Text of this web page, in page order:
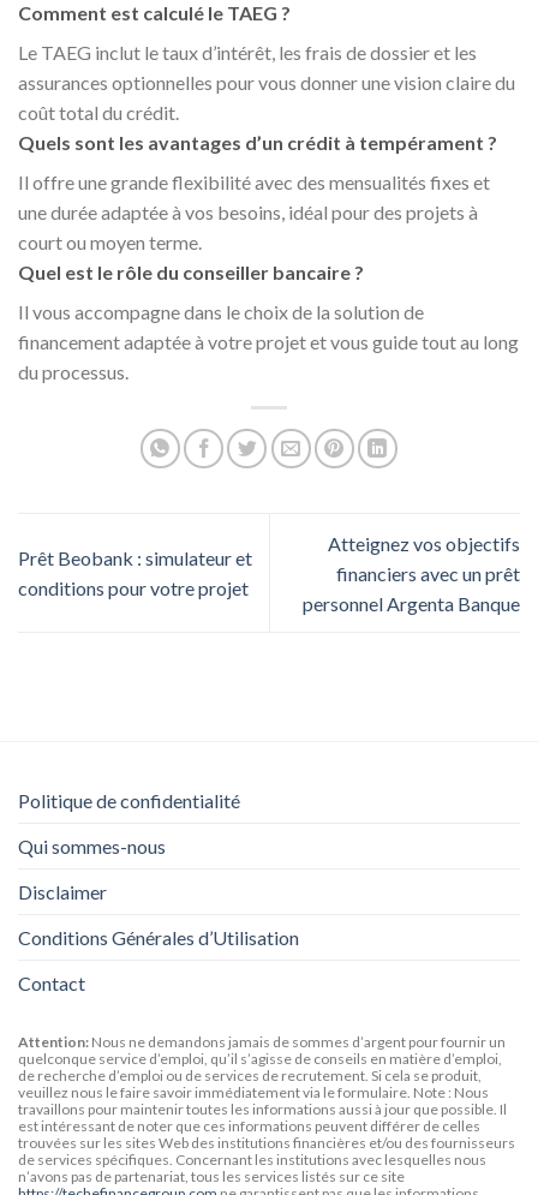
Comment est calculé le TAEG ?
Le TAEG inclut le taux d’intérêt, les frais de dossier et les
assurances optionnelles pour vous donner une vision claire du
coût total du crédit.
Quels sont les avantages d’un crédit à tempérament ?
Il offre une grande flexibilité avec des mensualités fixes et
une durée adaptée à vos besoins, idéal pour des projets à
court ou moyen terme.
Quel est le rôle du conseiller bancaire ?
Il vous accompagne dans le choix de la solution de
financement adaptée à votre projet et vous guide tout au long
du processus.
Prêt Beobank : simulateur et
conditions pour votre projet
Atteignez vos objectifs
financiers avec un prêt
personnel Argenta Banque
Politique de confidentialité
Qui sommes-nous
Disclaimer
Conditions Générales d’Utilisation
Contact
Attention: Nous ne demandons jamais de sommes d’argent pour fournir un
quelconque service d’emploi, qu’il s’agisse de conseils en matière d’emploi,
de recherche d’emploi ou de services de recrutement. Si cela se produit,
veuillez nous le faire savoir immédiatement via le formulaire. Note : Nous
travaillons pour maintenir toutes les informations aussi à jour que possible. Il
est intéressant de noter que ces informations peuvent différer de celles
trouvées sur les sites Web des institutions financières et/ou des fournisseurs
de services spécifiques. Concernant les institutions avec lesquelles nous
n’avons pas de partenariat, tous les services listés sur ce site